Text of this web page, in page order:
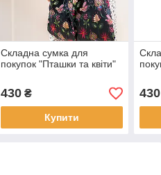
Складна сумка для
покупок "Пташки та квіти"
430₴
Купити
430